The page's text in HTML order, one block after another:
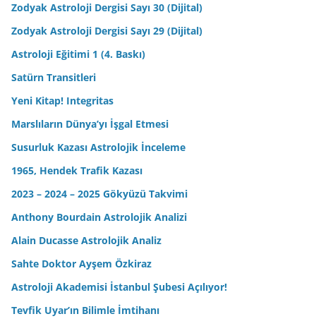
Zodyak Astroloji Dergisi Sayı 30 (Dijital)
Zodyak Astroloji Dergisi Sayı 29 (Dijital)
Astroloji Eğitimi 1 (4. Baskı)
Satürn Transitleri
Yeni Kitap! Integritas
Marslıların Dünya’yı İşgal Etmesi
Susurluk Kazası Astrolojik İnceleme
1965, Hendek Trafik Kazası
2023 – 2024 – 2025 Gökyüzü Takvimi
Anthony Bourdain Astrolojik Analizi
Alain Ducasse Astrolojik Analiz
Sahte Doktor Ayşem Özkiraz
Astroloji Akademisi İstanbul Şubesi Açılıyor!
Tevfik Uyar’ın Bilimle İmtihanı